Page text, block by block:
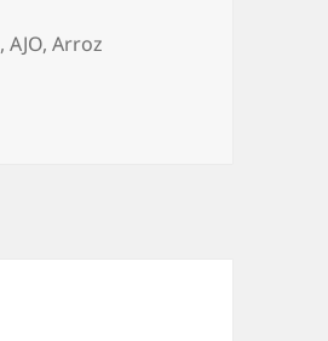
,AJO,Arroz